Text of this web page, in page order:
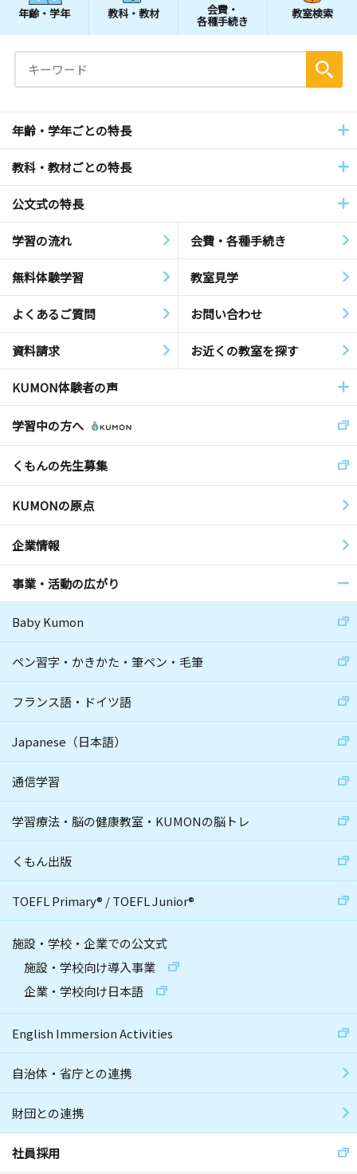
年齢・学年 教科・教材 会費・
各種手続き
教室検索
年齢・学年ごとの特長
教科・教材ごとの特長
公文式の特長
学習の流れ 会費・各種手続き
無料体験学習 教室見学
よくあるご質問 お問い合わせ
資料請求 お近くの教室を探す
KUMON体験者の声
学習中の方へ
くもんの先生募集
KUMONの原点
企業情報
事業・活動の広がり
Baby Kumon
ペン習字・かきかた・筆ペン・毛筆
フランス語・ドイツ語
Japanese（日本語）
通信学習
学習療法・脳の健康教室・KUMONの脳トレ
くもん出版
TOEFL Primary® /TOEFL Junior®
施設・学校・企業での公文式
施設・学校向け導入事業
企業・学校向け日本語
English Immersion Activities
自治体・省庁との連携
財団との連携
社員採用